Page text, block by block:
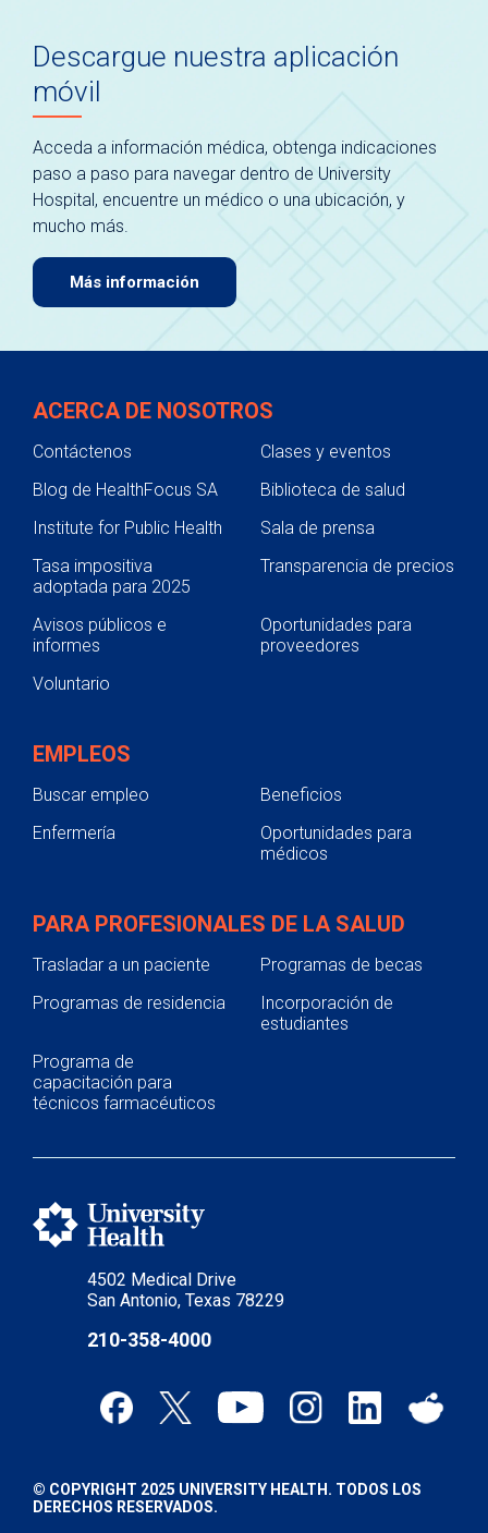
Descargue nuestra aplicación
móvil
Acceda a información médica, obtenga indicaciones
paso a paso para navegar dentro de University
Hospital, encuentre un médico o una ubicación, y
mucho más.
Más información
4502 Medical Drive
San Antonio, Texas 78229
210-358-4000
ACERCA DE NOSOTROS
Contáctenos
Clases y eventos
Blog de HealthFocus SA
Biblioteca de salud
Institute for Public Health
Sala de prensa
Tasa impositiva
adoptada para 2025
Transparencia de precios
Avisos públicos e
informes
Oportunidades para
proveedores
Voluntario
EMPLEOS
Buscar empleo
Beneficios
Enfermería
Oportunidades para
médicos
PARA PROFESIONALES DE LA SALUD
Trasladar a un paciente
Programas de becas
Programas de residencia
Incorporación de
estudiantes
Programa de
capacitación para
técnicos farmacéuticos
© COPYRIGHT 2025 UNIVERSITY HEALTH. TODOS LOS
DERECHOS RESERVADOS.